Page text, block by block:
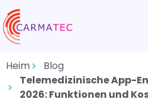
Heim
Blog
Telemedizinische App-
2026: Funktionen und